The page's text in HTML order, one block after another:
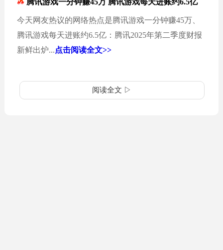
腾讯游戏一分钟赚45万 腾讯游戏每天进账约6.5亿
今天网友热议的网络热点是腾讯游戏一分钟赚45万、
腾讯游戏每天进账约6.5亿：腾讯2025年第二季度财报
新鲜出炉...点击阅读全文>>
阅读全文 ▷